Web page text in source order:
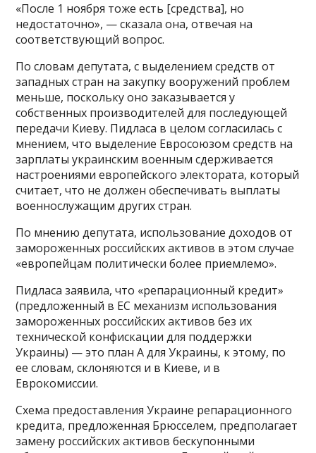
«После 1 ноября тоже есть [средства], но
недостаточно», — сказала она, отвечая на
соответствующий вопрос.
По словам депутата, с выделением средств от
западных стран на закупку вооружений проблем
меньше, поскольку оно заказывается у
собственных производителей для последующей
передачи Киеву. Пидласа в целом согласилась с
мнением, что выделение Евросоюзом средств на
зарплаты украинским военным сдерживается
настроениями европейского электората, который
считает, что не должен обеспечивать выплаты
военнослужащим других стран.
По мнению депутата, использование доходов от
замороженных российских активов в этом случае
«европейцам политически более приемлемо».
Пидласа заявила, что «репарационный кредит»
(предложенный в ЕС механизм использования
замороженных российских активов без их
технической конфискации для поддержки
Украины) — это план А для Украины, к этому, по
ее словам, склоняются и в Киеве, и в
Еврокомиссии.
Схема предоставления Украине репарационного
кредита, предложенная Брюсселем, предполагает
замену российских активов бескупонными